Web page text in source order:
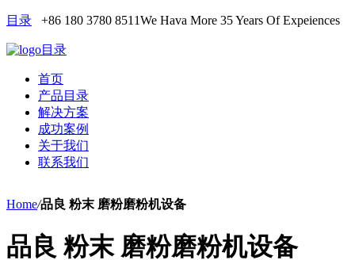
目录 +86 180 3780 8511We Hava More 35 Years Of Expeiences
目录
首页
产品目录
解决方案
成功案例
关于我们
联系我们
Home/品良 粉末 磨粉磨粉机设备
品良 粉末 磨粉磨粉机设备